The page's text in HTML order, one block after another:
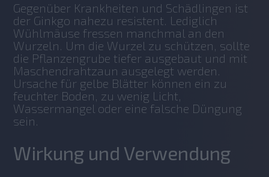
Gegenüber Krankheiten und Schädlingen ist
der Ginkgo nahezu resistent. Lediglich
Wühlmäuse fressen manchmal an den
Wurzeln. Um die Wurzel zu schützen, sollte
die Pflanzengrube tiefer ausgebaut und mit
Maschendrahtzaun ausgelegt werden.
Ursache für gelbe Blätter können ein zu
feuchter Boden, zu wenig Licht,
Wassermangel oder eine falsche Düngung
sein.
Wirkung und Verwendung